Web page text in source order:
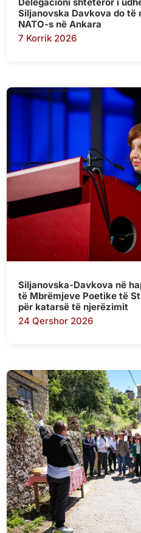
Delegacioni shtetëror i
Siljanovska Davkova do të
NATO-s në Ankara
7 Korrik 2026
Siljanovska-Davkova në
të Mbrëmjeve Poetike të
për katarsë të njerëzimit
24 Qershor 2026